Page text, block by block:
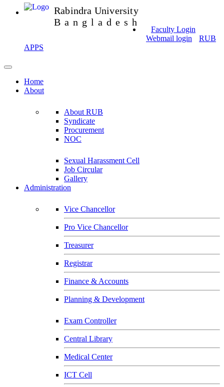
Rabindra University
Bangladesh
Faculty Login
Webmail login
RUB
APPS
Home
About
About RUB
Syndicate
Procurement
NOC
Sexual Harassment Cell
Job Circular
Gallery
Administration
Vice Chancellor
Pro Vice Chancellor
Treasurer
Registrar
Finance & Accounts
Planning & Development
Exam Controller
Central Library
Medical Center
ICT Cell